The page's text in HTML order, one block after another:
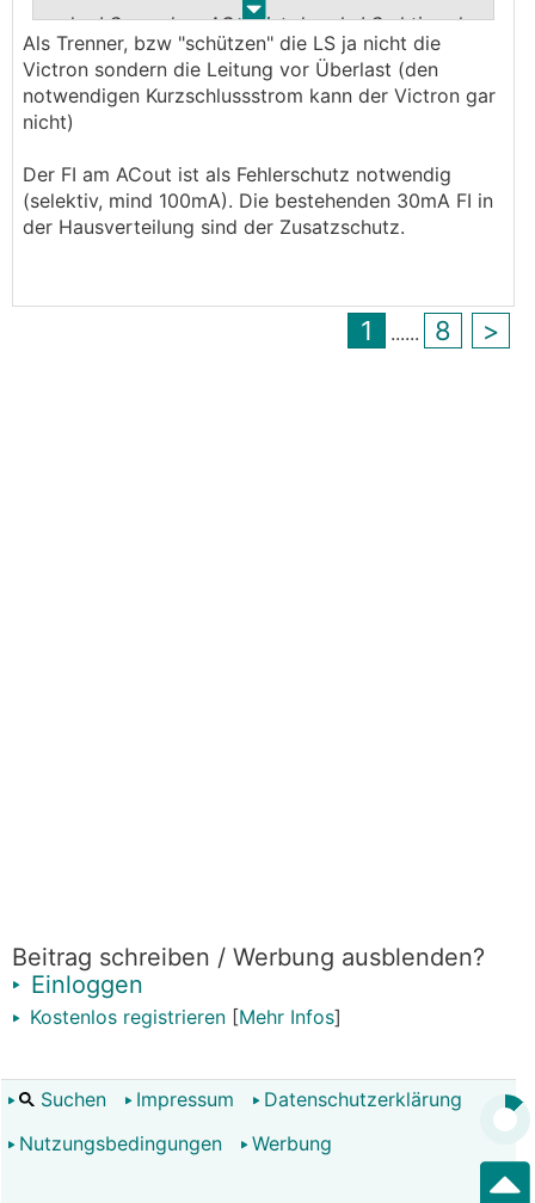
. .
• der LS vor dem AC IN ist der als LS aktiv oder
nimmst den hauptsichlich als Trenner?
• selbigs gilt für den LS am AC OUT.
danach die "normalen" FI kommen?
Als Trenner, bzw "schützen" die LS ja nicht die
Victron sondern die Leitung vor Überlast (den
notwendigen Kurzschlussstrom kann der Victron gar
nicht)
Der FI am ACout ist als Fehlerschutz notwendig
(selektiv, mind 100mA). Die bestehenden 30mA FI in
der Hausverteilung sind der Zusatzschutz.
1 ...... 8 >
Beitrag schreiben / Werbung ausblenden?
Einloggen
Kostenlos registrieren [Mehr Infos]
Suchen Impressum
Datenschutzerklärung
Nutzungsbedingungen
Werbung